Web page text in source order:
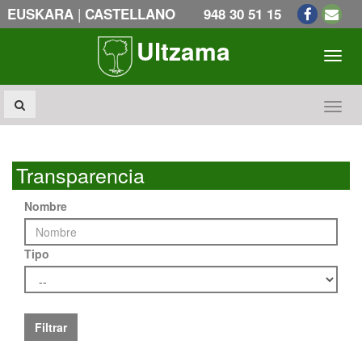
EUSKARA | CASTELLANO 948 30 51 15
Ultzama
Transparencia
Nombre
Tipo
Filtrar